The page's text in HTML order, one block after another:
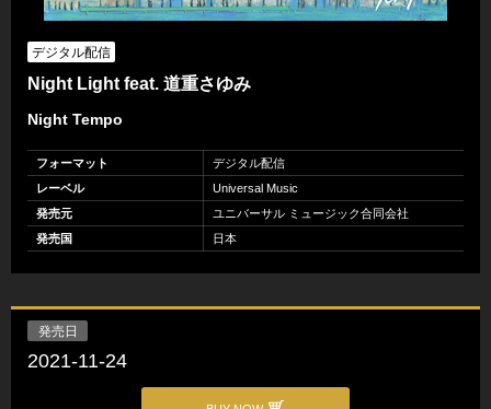
デジタル配信
Night Light feat. 道重さゆみ
Night Tempo
フォーマット
デジタル配信
レーベル
Universal Music
発売元
ユニバーサル ミュージック合同会社
発売国
日本
発売日
2021-11-24